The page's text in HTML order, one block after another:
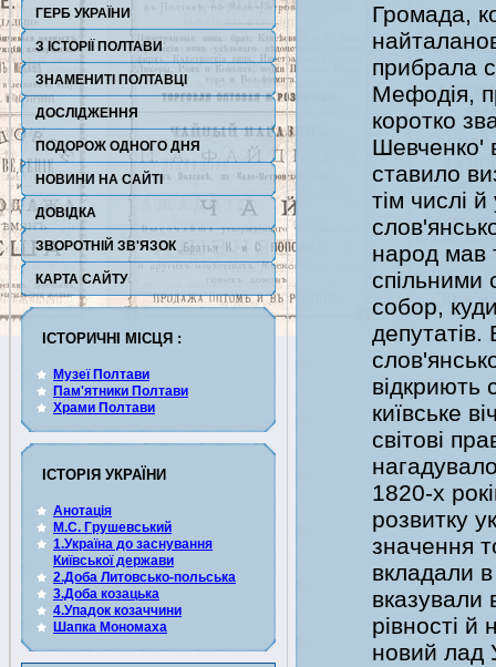
ГЕРБ УКРАЇНИ
З ІСТОРІЇ ПОЛТАВИ
ЗНАМЕНИТІ ПОЛТАВЦІ
ДОСЛІДЖЕННЯ
ПОДОРОЖ ОДНОГО ДНЯ
НОВИНИ НА САЙТІ
ДОВІДКА
ЗВОРОТНІЙ ЗВ'ЯЗОК
КАРТА САЙТУ
ІСТОРИЧНІ МІСЦЯ :
Музеї Полтави
Пам'ятники Полтави
Храми Полтави
ІСТОРІЯ УКРАЇНИ
Анотація
М.С. Грушевський
1.Україна до заснування
Київської держави
2.Доба Литовсько-польська
3.Доба козацька
4.Упадок козаччини
Шапка Мономаха
Громада,
прибрала
Мефодія,
коротко
Шевченко'
ставило
тім числі
народ мав
спільними
собор,
відкриють
київське
світові
1820-х
розвитку
значення
вкладали в
вказували
рівності
новий лад